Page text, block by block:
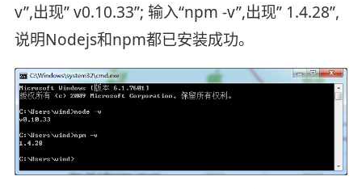
v”,出现” v0.10.33”; 输入“npm -v”,出现” 1.4.28”,
说明Nodejs和npm都已安装成功。